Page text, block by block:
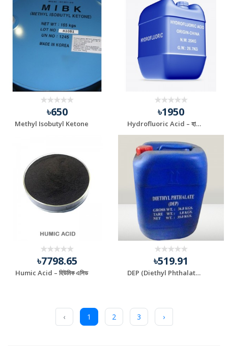
৳650
Methyl Isobutyl Ketone
৳1950
Hydrofluoric Acid – হাইড্রোফ্লোরিক এসিড
৳7798.65
Humic Acid – হিউমিক এসিড
৳519.91
DEP (Diethyl Phthalate) Oil
‹ 1 2 3 ›